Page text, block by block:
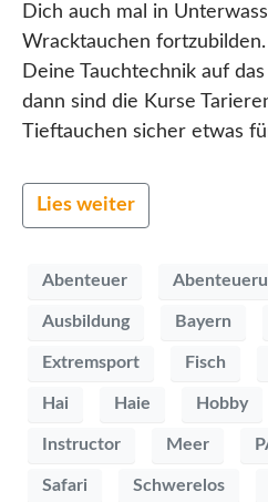
Dich auch mal in
Wracktauchen
Deine Tauchtechnik auf
dann sind die Kurse
Tieftauchen sicher etwas
Lies weiter
Abenteuer
Ausbildung Bayern
Extremsport Fisch
Hai Haie Hobby
Instructor Meer
Safari Schwerelos